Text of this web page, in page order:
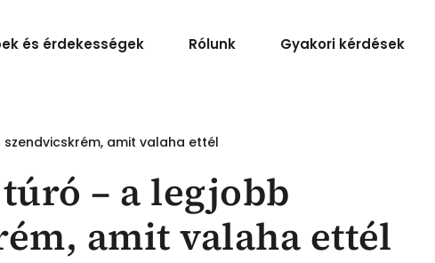
és érdekességek Rólunk Gyakori kérdések
amit valaha ettél
– a legjobb
amit valaha ettél